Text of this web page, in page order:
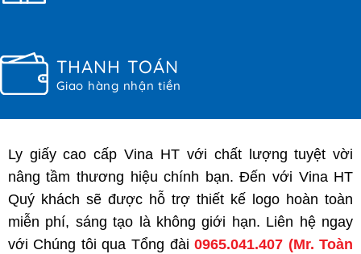
THANH TOÁN
Giao hàng nhận tiền
Ly giấy cao cấp Vina HT với chất lượng tuyệt vời
nâng tầm thương hiệu chính bạn. Đến với Vina HT
Quý khách sẽ được hỗ trợ thiết kế logo hoàn toàn
miễn phí, sáng tạo là không giới hạn. Liên hệ ngay
với Chúng tôi qua Tổng đài0965.041.407 (Mr. Toàn